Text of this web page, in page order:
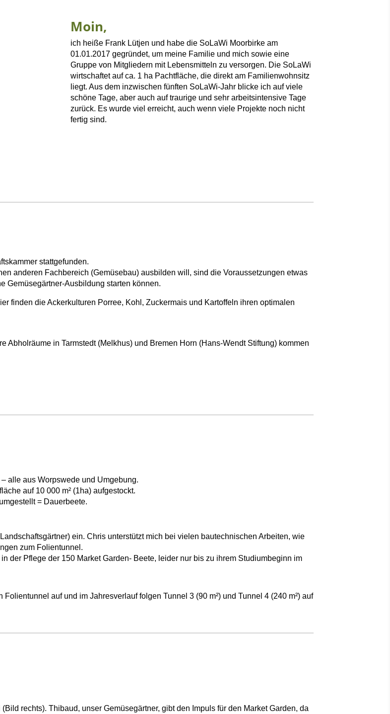
Moin,
ich heiße Frank Lütjen und habe die SoLaWi Moorbirke am
01.01.2017 gegründet, um meine Familie und mich sowie eine
Gruppe von Mitgliedern mit Lebensmitteln zu versorgen. Die SoLaWi
wirtschaftet auf ca. 1 ha Pachtfläche, die direkt am Familienwohnsitz
liegt. Aus dem inzwischen fünften SoLaWi-Jahr blicke ich auf viele
schöne Tage, aber auch auf traurige und sehr arbeitsintensive Tage
zurück. Es wurde viel erreicht, auch wenn viele Projekte noch nicht
fertig sind.
stattgefunden.
anderen Fachbereich (Gemüsebau) ausbilden will, sind die Voraussetzungen etwas
Gemüsegärtner-Ausbildung starten können.
finden die Ackerkulturen Porree, Kohl, Zuckermais und Kartoffeln ihren optimalen
Abholräume in Tarmstedt (Melkhus) und Bremen Horn (Hans-Wendt Stiftung) kommen
alle aus Worpswede und Umgebung.
auf 10 000 m² (1ha) aufgestockt.
= Dauerbeete.
ein. Chris unterstützt mich bei vielen bautechnischen Arbeiten, wie
zum Folientunnel.
der Pflege der 150 Market Garden- Beete, leider nur bis zu ihrem Studiumbeginn im
auf und im Jahresverlauf folgen Tunnel 3 (90 m²) und Tunnel 4 (240 m²) auf
rechts). Thibaud, unser Gemüsegärtner, gibt den Impuls für den Market Garden, da